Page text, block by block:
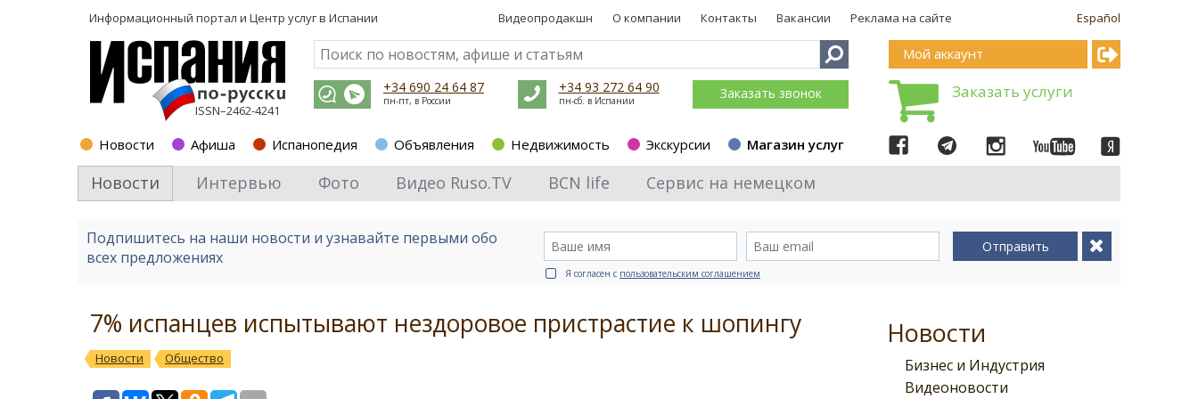
Информационный портал и Центр услуг в Испании Español
Видеопродакшн О компании Контакты Вакансии Реклама на сайте
ISSN–2462-4241
+34 690 24 64 87
пн-пт, в России
+34 93 272 64 90
пн-сб. в Испании Заказать звонок
Новости Афиша Испанопедия Объявления Недвижимость Экскурсии Магазин услуг
Мой аккаунт
Заказать услуги
Новости Интервью Фото Видео Ruso.TV BCN life Сервис на немецком
Подпишитесь на наши новости и узнавайте первыми обо
всех предложениях
Отправить
Я согласен с пользовательским соглашением
Новости
Бизнес и Индустрия
Видеоновости
7% испанцев испытывают нездоровое пристрастие к шопингу
Новости Общество